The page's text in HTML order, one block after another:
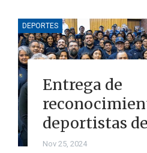
DEPORTES
Entrega de
deportistas
Nov 25, 2024